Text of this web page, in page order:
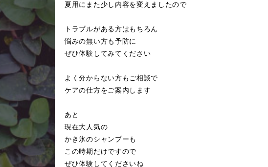
夏用にまた少し内容を変えましたので
トラブルがある方はもちろん
悩みの無い方も予防に
ぜひ体験してみてください
よく分からない方もご相談で
ケアの仕方をご案内します
あと
現在大人気の
かき氷のシャンプーも
この時期だけですので
ぜひ体験してくださいね